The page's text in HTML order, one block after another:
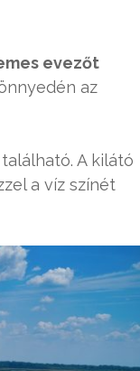
evezőt
az
A kilátó
a víz színét